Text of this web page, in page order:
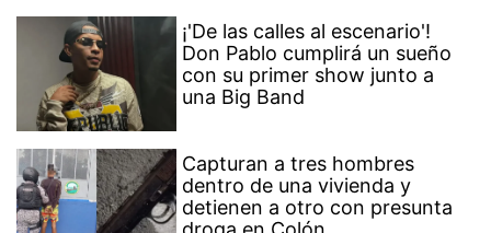
¡'De las calles al escenario'!
Don Pablo cumplirá un sueño
con su primer show junto a
una Big Band
Capturan a tres hombres
dentro de una vivienda y
detienen a otro con presunta